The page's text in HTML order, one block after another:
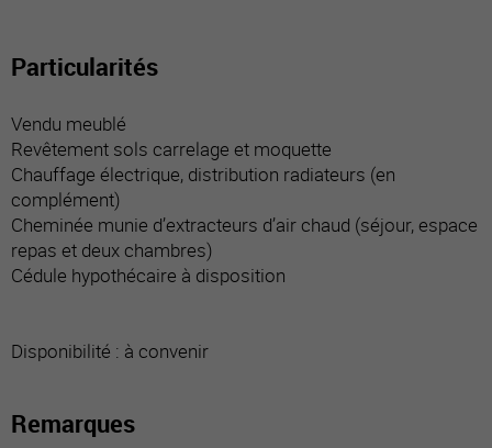
Particularités
Vendu meublé
Revêtement sols carrelage et moquette
Chauffage électrique, distribution radiateurs (en
complément)
Cheminée munie d’extracteurs d’air chaud (séjour, espace
repas et deux chambres)
Cédule hypothécaire à disposition
Disponibilité : à convenir
Remarques